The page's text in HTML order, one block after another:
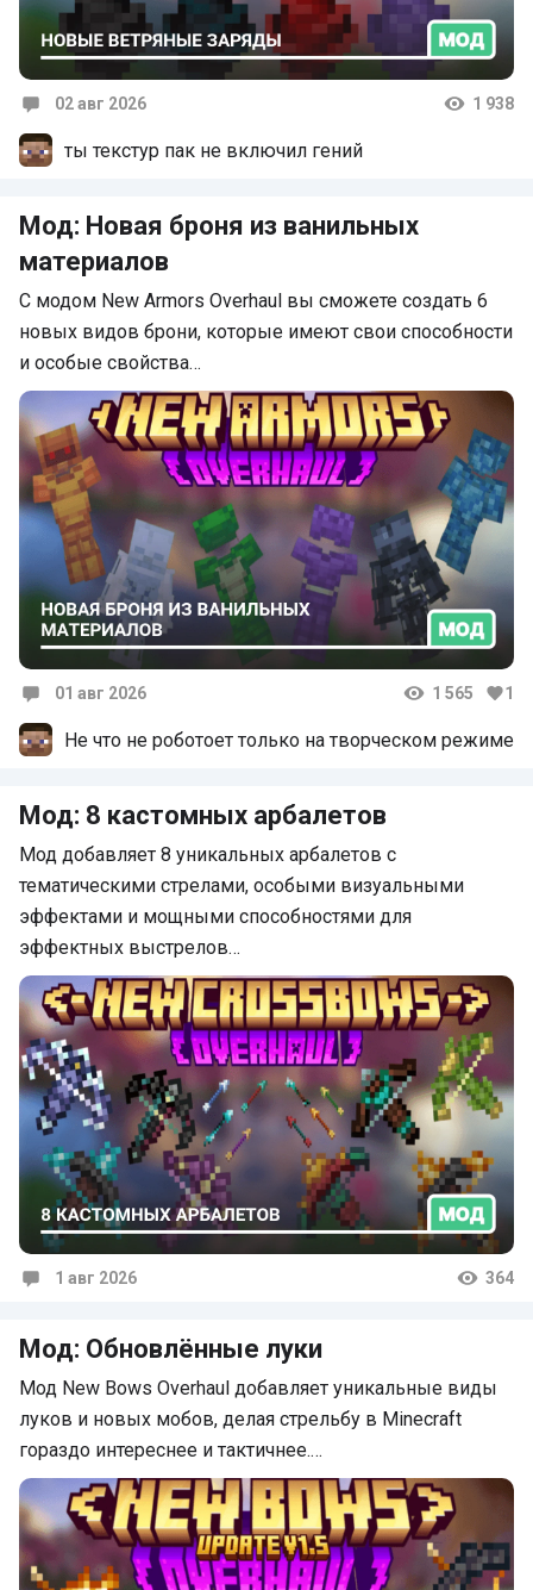
02 авг 2026 1 938
ты текстур пак не включил гений
Мод: Новая броня из ванильных
материалов
С модом New Armors Overhaul вы сможете создать 6
новых видов брони, которые имеют свои способности
и особые свойства…
01 авг 2026 1 565 1
Не что не роботоет только на творческом режиме
Мод: 8 кастомных арбалетов
Мод добавляет 8 уникальных арбалетов с
тематическими стрелами, особыми визуальными
эффектами и мощными способностями для
эффектных выстрелов…
1 авг 2026 364
Мод: Обновлённые луки
Мод New Bows Overhaul добавляет уникальные виды
луков и новых мобов, делая стрельбу в Minecraft
гораздо интереснее и тактичнее.…